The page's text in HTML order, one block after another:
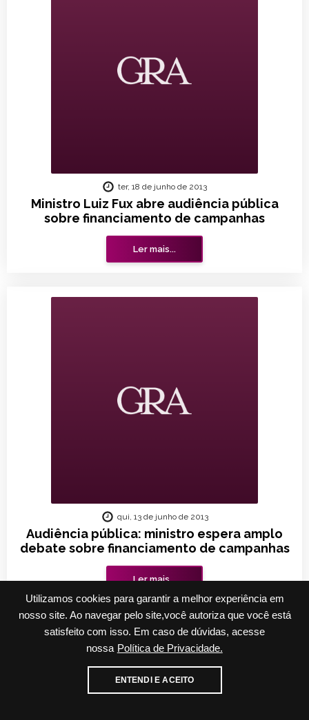
Utilizamos cookies para garantir a melhor experiência em
nosso site. Ao navegar pelo site,você autoriza que você está
satisfeito com isso. Em caso de dúvidas, acesse
nossa Política de Privacidade.
ENTENDI E ACEITO
Ministro Luiz Fux abre audiência pública
sobre financiamento de campanhas
ter, 18 de junho de 2013
Ler mais...
Audiência pública: ministro espera amplo
debate sobre financiamento de campanhas
qui, 13 de junho de 2013
Ler mais...
Cadastre-se para receber nossos informativos
E-mail WhatsApp